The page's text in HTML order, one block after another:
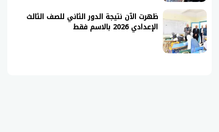
ظهرت الآن نتيجة الدور الثاني للصف الثالث
الإعدادي 2026 بالاسم فقط